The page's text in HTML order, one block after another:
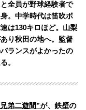
全員が野球経験者で
。中学時代は笛吹ボ
は130キロほど。山梨
り秋田の地へ。監督
ランスがよかったの
。
弟二遊間”が、鉄壁の